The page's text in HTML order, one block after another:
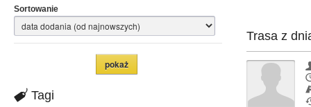
Sortowanie
Tagi
Trasa z